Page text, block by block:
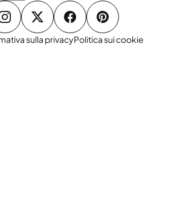
sulla privacyPolitica sui cookie